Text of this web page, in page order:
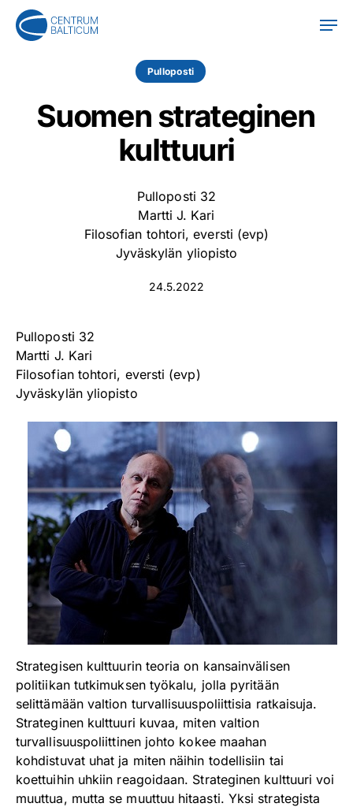
Skip
Pulloposti
Suomen strateginen
kulttuuri
Pulloposti 32
Martti J. Kari
Filosofian tohtori, eversti (evp)
Jyväskylän yliopisto
24.5.2022
Pulloposti 32
Martti J. Kari
Filosofian tohtori, eversti (evp)
Jyväskylän yliopisto
Strategisen kulttuurin teoria on kansainvälisen
politiikan tutkimuksen työkalu, jolla pyritään
selittämään valtion turvallisuuspoliittisia ratkaisuja.
Strateginen kulttuuri kuvaa, miten valtion
turvallisuuspoliittinen johto kokee maahan
kohdistuvat uhat ja miten näihin todellisiin tai
koettuihin uhkiin reagoidaan. Strateginen kulttuuri voi
muuttua, mutta se muuttuu hitaasti. Yksi strategista